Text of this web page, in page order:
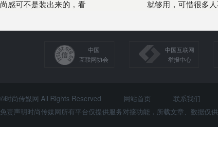
尚感可不是装出来的，看
就够用，可惜很多
中国
互联网协会
中国互联网
举报中心
©时尚传媒网 All Rights Reserved 网站首页
联系我们
免责声明时尚传媒网所有平台仅提供服务对接功能，所载文章、数据